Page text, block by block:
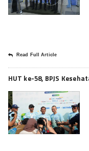
Read Full Article
HUT ke-58, BPJS